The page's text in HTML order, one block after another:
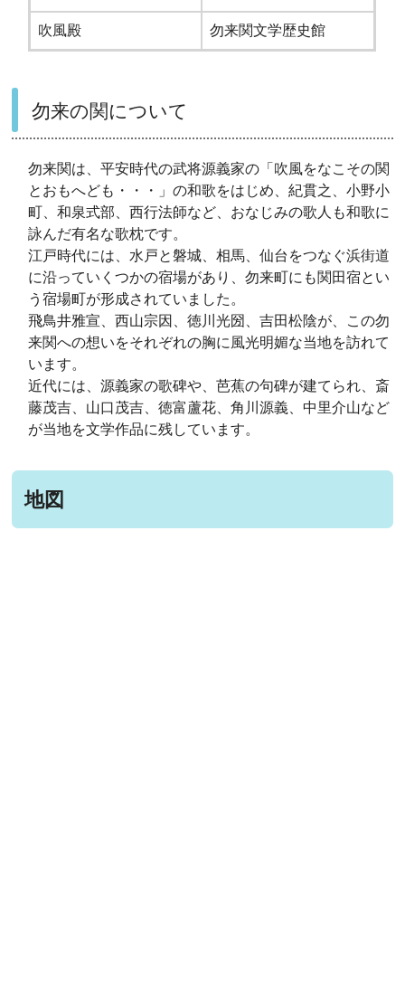
吹風殿 勿来関文学歴史館
勿来の関について
勿来関は、平安時代の武将源義家の「吹風をなこその関
とおもへども・・・」の和歌をはじめ、紀貫之、小野小
町、和泉式部、西行法師など、おなじみの歌人も和歌に
詠んだ有名な歌枕です。
江戸時代には、水戸と磐城、相馬、仙台をつなぐ浜街道
に沿っていくつかの宿場があり、勿来町にも関田宿とい
う宿場町が形成されていました。
飛鳥井雅宣、西山宗因、徳川光圀、吉田松陰が、この勿
来関への想いをそれぞれの胸に風光明媚な当地を訪れて
います。
近代には、源義家の歌碑や、芭蕉の句碑が建てられ、斎
藤茂吉、山口茂吉、徳富蘆花、角川源義、中里介山など
が当地を文学作品に残しています。
地図